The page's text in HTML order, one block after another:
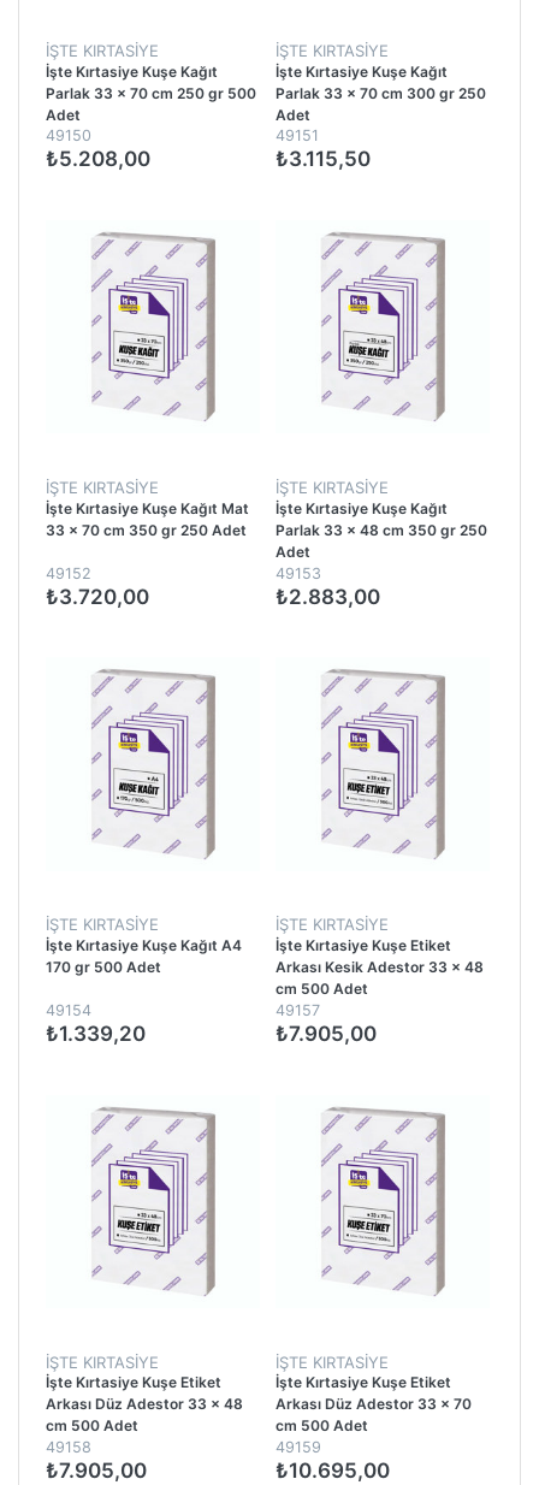
İŞTE KIRTASIYE
İşte Kırtasiye Kuşe Kağıt
Parlak 33 x 70 cm 250 gr 500
Adet
49150
₺5.208,00
İŞTE KIRTASIYE
İşte Kırtasiye Kuşe Kağıt
Parlak 33 x 70 cm 300 gr 250
Adet
49151
₺3.115,50
İŞTE KIRTASIYE
İşte Kırtasiye Kuşe Kağıt Mat
33 x 70 cm 350 gr 250 Adet
49152
₺3.720,00
İŞTE KIRTASIYE
İşte Kırtasiye Kuşe Kağıt
Parlak 33 x 48 cm 350 gr 250
Adet
49153
₺2.883,00
İŞTE KIRTASIYE
İşte Kırtasiye Kuşe Kağıt A4
170 gr 500 Adet
49154
₺1.339,20
İŞTE KIRTASIYE
İşte Kırtasiye Kuşe Etiket
Arkası Kesik Adestor 33 x 48
cm 500 Adet
49157
₺7.905,00
İŞTE KIRTASIYE
İşte Kırtasiye Kuşe Etiket
Arkası Düz Adestor 33 x 48
cm 500 Adet
49158
₺7.905,00
İŞTE KIRTASIYE
İşte Kırtasiye Kuşe Etiket
Arkası Düz Adestor 33 x 70
cm 500 Adet
49159
₺10.695,00